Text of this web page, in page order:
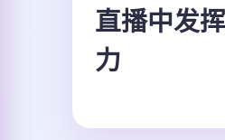
直播中发
力